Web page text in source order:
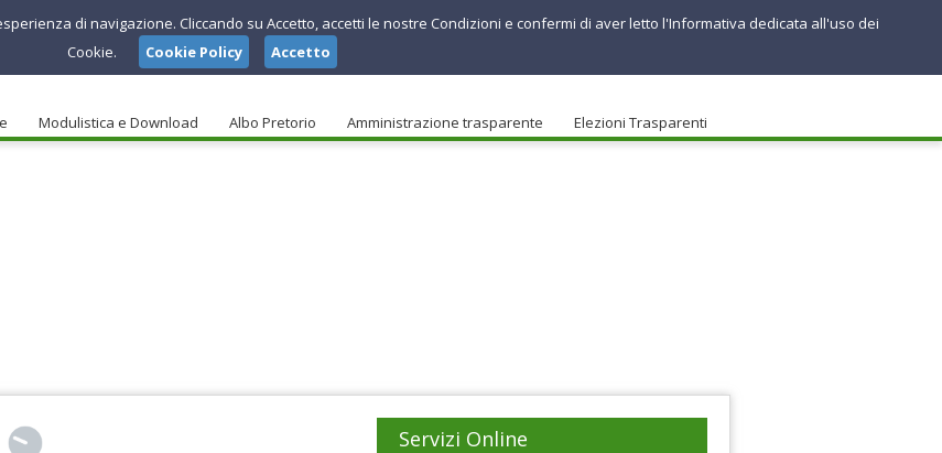
Modulistica e Download Albo Pretorio Amministrazione trasparente Elezioni Trasparenti
Servizi Online
di navigazione. Cliccando su Accetto, accetti le nostre Condizioni e confermi di aver letto l'Informativa dedicata all'uso dei
Cookie.
Cookie Policy Accetto